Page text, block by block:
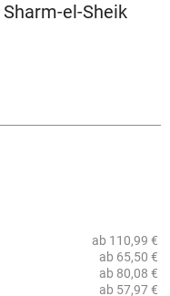
el-Sheik
ab 110,99 €
ab 65,50 €
ab 80,08 €
ab 57,97 €